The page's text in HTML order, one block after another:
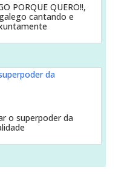
PORQUE QUERO!!,
cantando e
o superpoder da